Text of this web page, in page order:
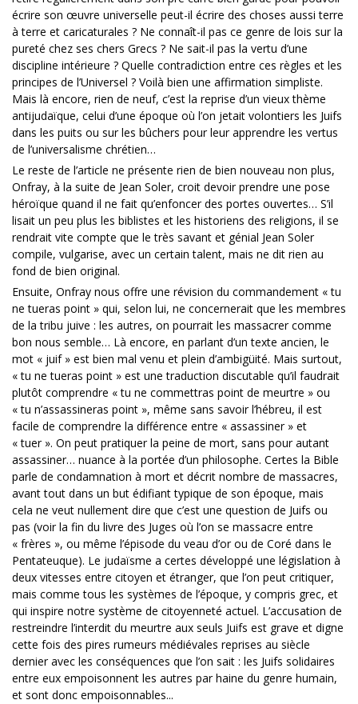
écrire son œuvre universelle peut-il écrire des choses aussi terre
à terre et caricaturales ? Ne connaît-il pas ce genre de lois sur la
pureté chez ses chers Grecs ? Ne sait-il pas la vertu d’une
discipline intérieure ? Quelle contradiction entre ces règles et les
principes de l’Universel ? Voilà bien une affirmation simpliste.
Mais là encore, rien de neuf, c’est la reprise d’un vieux thème
antijudaïque, celui d’une époque où l’on jetait volontiers les Juifs
dans les puits ou sur les bûchers pour leur apprendre les vertus
de l’universalisme chrétien…
Le reste de l’article ne présente rien de bien nouveau non plus,
Onfray, à la suite de Jean Soler, croit devoir prendre une pose
héroïque quand il ne fait qu’enfoncer des portes ouvertes… S’il
lisait un peu plus les biblistes et les historiens des religions, il se
rendrait vite compte que le très savant et génial Jean Soler
compile, vulgarise, avec un certain talent, mais ne dit rien au
fond de bien original.
Ensuite, Onfray nous offre une révision du commandement « tu
ne tueras point » qui, selon lui, ne concernerait que les membres
de la tribu juive : les autres, on pourrait les massacrer comme
bon nous semble… Là encore, en parlant d’un texte ancien, le
mot « juif » est bien mal venu et plein d’ambigüité. Mais surtout,
« tu ne tueras point » est une traduction discutable qu’il faudrait
plutôt comprendre « tu ne commettras point de meurtre » ou
« tu n’assassineras point », même sans savoir l’hébreu, il est
facile de comprendre la différence entre « assassiner » et
« tuer ». On peut pratiquer la peine de mort, sans pour autant
assassiner… nuance à la portée d’un philosophe. Certes la Bible
parle de condamnation à mort et décrit nombre de massacres,
avant tout dans un but édifiant typique de son époque, mais
cela ne veut nullement dire que c’est une question de Juifs ou
pas (voir la fin du livre des Juges où l’on se massacre entre
« frères », ou même l’épisode du veau d’or ou de Coré dans le
Pentateuque). Le judaïsme a certes développé une législation à
deux vitesses entre citoyen et étranger, que l’on peut critiquer,
mais comme tous les systèmes de l’époque, y compris grec, et
qui inspire notre système de citoyenneté actuel. L’accusation de
restreindre l’interdit du meurtre aux seuls Juifs est grave et digne
cette fois des pires rumeurs médiévales reprises au siècle
dernier avec les conséquences que l’on sait : les Juifs solidaires
entre eux empoisonnent les autres par haine du genre humain,
et sont donc empoisonnables...